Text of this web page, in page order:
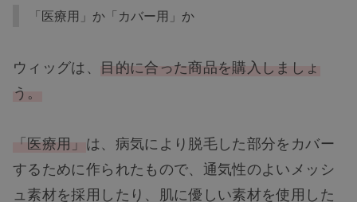
「医療用」か「カバー用」か
ウィッグは、 目的に合った商品を購入しましょ
う。
「医療用」 は、病気により脱毛した部分をカバー
するために作られたもので、通気性のよいメッシ
ュ素材を採用したり、肌に優しい素材を使用した